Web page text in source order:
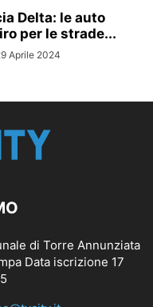
Delta: le auto
per le strade...
Aprile 2024
di Torre Annunziata
Data iscrizione 17